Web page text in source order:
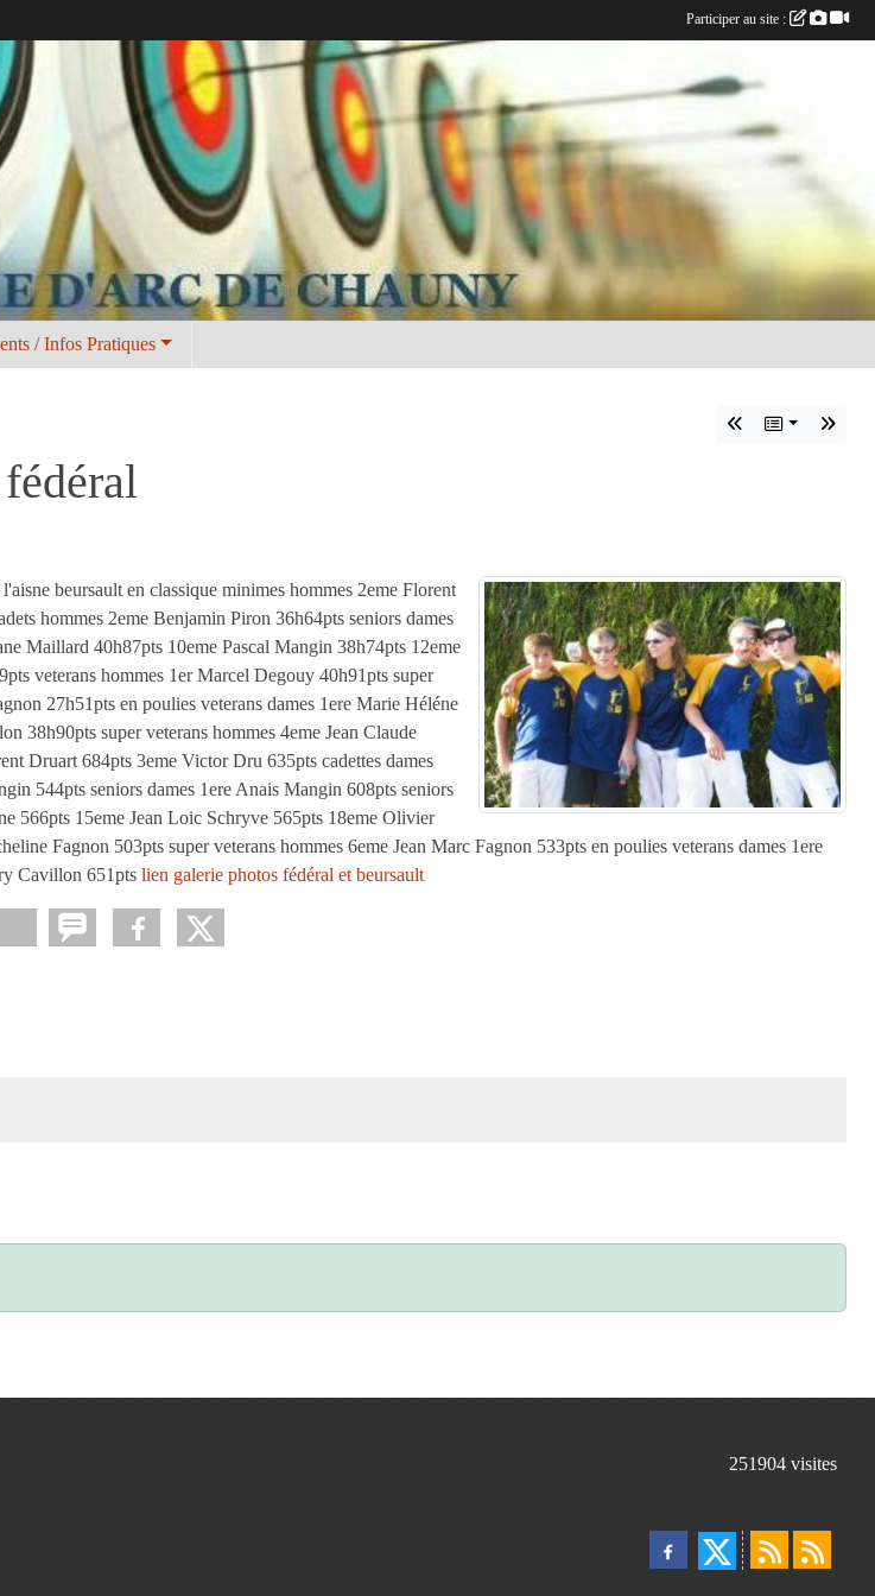
/ Infos Pratiques
beursault en classique minimes hommes 2eme Florent
hommes 2eme Benjamin Piron 36h64pts seniors dames
Maillard 40h87pts 10eme Pascal Mangin 38h74pts 12eme
veterans hommes 1er Marcel Degouy 40h91pts super
27h51pts en poulies veterans dames 1ere Marie Héléne
38h90pts super veterans hommes 4eme Jean Claude
Druart 684pts 3eme Victor Dru 635pts cadettes dames
544pts seniors dames 1ere Anais Mangin 608pts seniors
566pts 15eme Jean Loic Schryve 565pts 18eme Olivier
Fagnon 503pts super veterans hommes 6eme Jean Marc Fagnon 533pts en poulies veterans dames 1ere
Cavillon 651pts lien galerie photos fédéral et beursault
251904 visites
Participer au site :